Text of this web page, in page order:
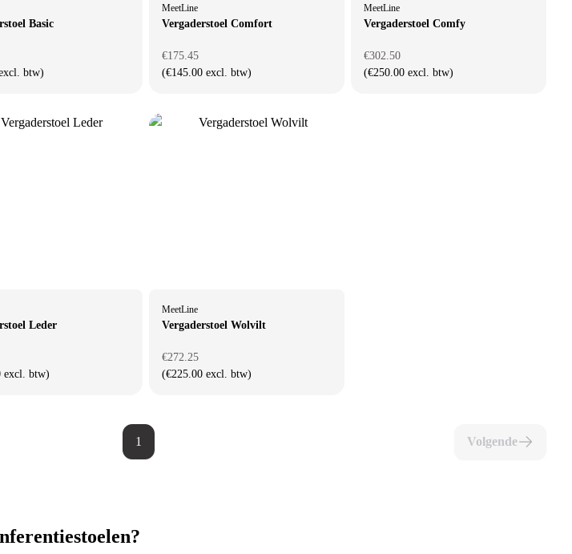
Basic
btw)
MeetLine
Vergaderstoel Comfort
€175.45
(€145.00 excl. btw)
MeetLine
Vergaderstoel Comfy
€302.50
(€250.00 excl. btw)
Leder
excl. btw)
MeetLine
Vergaderstoel Wolvilt
€272.25
(€225.00 excl. btw)
1 Volgende